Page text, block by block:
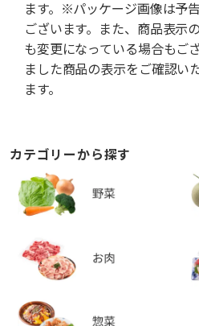
ます。※パッケージ画像は予
ございます。また、商品表示
も変更になっている場合もご
ました商品の表示をご確認い
ます。
カテゴリーから探す